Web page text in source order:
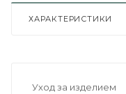
ХАРАКТЕРИСТИКИ
Уход за изделием